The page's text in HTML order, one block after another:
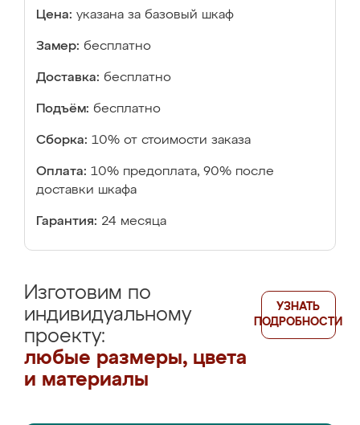
Цена: указана за базовый шкаф
Замер: бесплатно
Доставка: бесплатно
Подъём: бесплатно
Сборка: 10% от стоимости заказа
Оплата: 10% предоплата, 90% после
доставки шкафа
Гарантия: 24 месяца
Изготовим по
индивидуальному
проекту:
любые размеры, цвета
и материалы
УЗНАТЬ
ПОДРОБНОСТИ